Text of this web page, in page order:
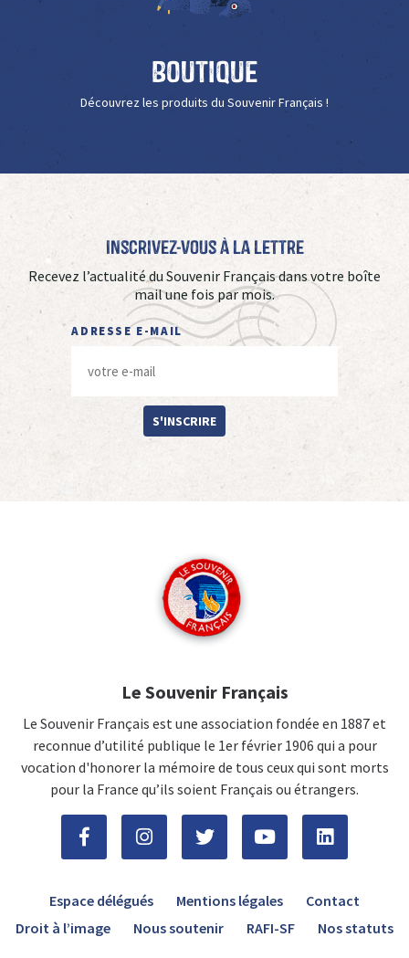
Boutique
Découvrez les produits du Souvenir Français !
Inscrivez-vous à La Lettre
Recevez l’actualité du Souvenir Français dans votre boîte
mail une fois par mois.
ADRESSE E-MAIL
S'INSCRIRE
Le Souvenir Français
Le Souvenir Français est une association fondée en 1887 et
reconnue d’utilité publique le 1er février 1906 qui a pour
vocation d'honorer la mémoire de tous ceux qui sont morts
pour la France qu’ils soient Français ou étrangers.
Espace délégués Mentions légales
Contact
Droit à l’image
Nous soutenir RAFI-SF Nos statuts